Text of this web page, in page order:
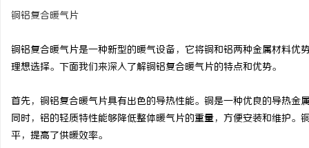
铜铝复合暖气片
铜铝复合暖气片是一种新型的暖气设备，它将铜和铝两种金属材料
理想选择。下面我们来深入了解铜铝复合暖气片的特点和优势。
首先，铜铝复合暖气片具有出色的导热性能。铜是一种优良的导热
同时，铝的轻质特性能够降低整体暖气片的重量，方便安装和维护
平，提高了供暖效率。